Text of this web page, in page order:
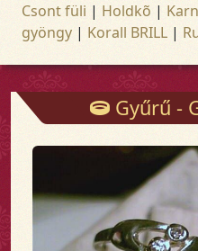
Csont füli | Holdkõ |
gyöngy | Korall BRILL |
Gyűrű - Gyűrűk -